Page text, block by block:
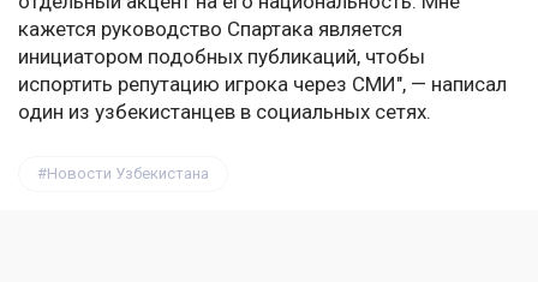
кажется руководство Спартака является
инициатором подобных публикаций, чтобы
испортить репутацию игрока через СМИ", — написал
один из узбекистанцев в социальных сетях.
Новости Узбекистана